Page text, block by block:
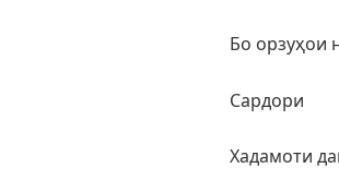
Бо орзуҳои
Сардори
Хадамоти